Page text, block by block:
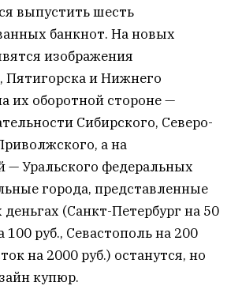
выпустить шесть
банкнот. На новых
изображения
Пятигорска и Нижнего
их оборотной стороне —
Сибирского, Северо-
а на
— Уральского федеральных
города, представленные
(Санкт-Петербург на 50
100 руб., Севастополь на 200
на 2000 руб.) останутся, но
купюр.